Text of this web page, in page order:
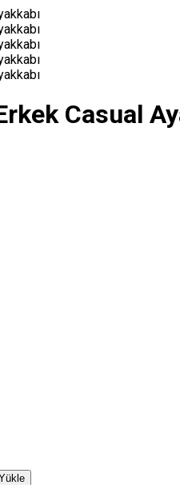
Casual